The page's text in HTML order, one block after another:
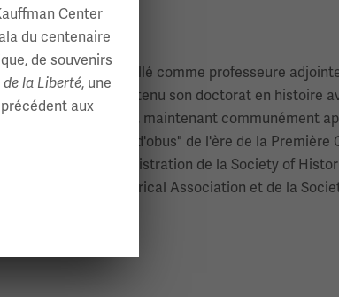
après avoir travaillé comme professeure
(UCI) où elle a obtenu son doctorat en histoire
de guerre, maintenant communément
sur le "choc d'obus" de l'ère de la Première
au conseil d'administration de la Society of
de l'American Historical Association et de la
Center
du centenaire
de souvenirs
de la Liberté, une
aux